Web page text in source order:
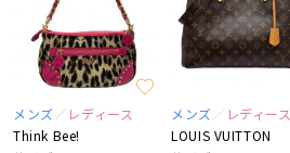
メンズ
レディース
Think Bee!
メンズ
レディース
LOUIS VUITTON